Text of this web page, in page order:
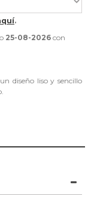
.
25-08-2026 con
diseño liso y sencillo